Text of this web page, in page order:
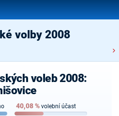
volby 2008
voleb 2008:
40,08% volební účast